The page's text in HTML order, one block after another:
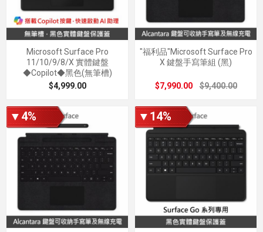
Microsoft Surface Pro
11/10/9/8/X 實體鍵盤
◆Copilot◆黑色(無筆槽)
$4,999.00
"福利品"Microsoft Surface Pro
X 鍵盤手寫筆組 (黑)
$7,990.00 $9,400.00
▼4% ▼14%